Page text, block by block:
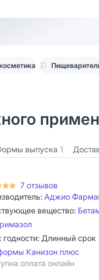
выпуска 1
7 отзывов
Аджио
вещество:
Длинный срок
Канизон плюс
оплата онлайн